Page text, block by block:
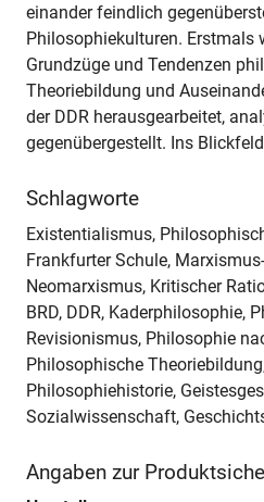
einander feindlich
Philosophiekulturen. Erstmals
Grundzüge und Tendenzen
Theoriebildung und
der DDR herausgearbeitet,
gegenübergestellt. Ins
Schlagworte
Existentialismus,
Frankfurter Schule,
Neomarxismus, Kritischer
BRD, DDR, Kaderphilosophie,
Revisionismus, Philosophie
Philosophische
Philosophiehistorie,
Sozialwissenschaft,
Angaben zur